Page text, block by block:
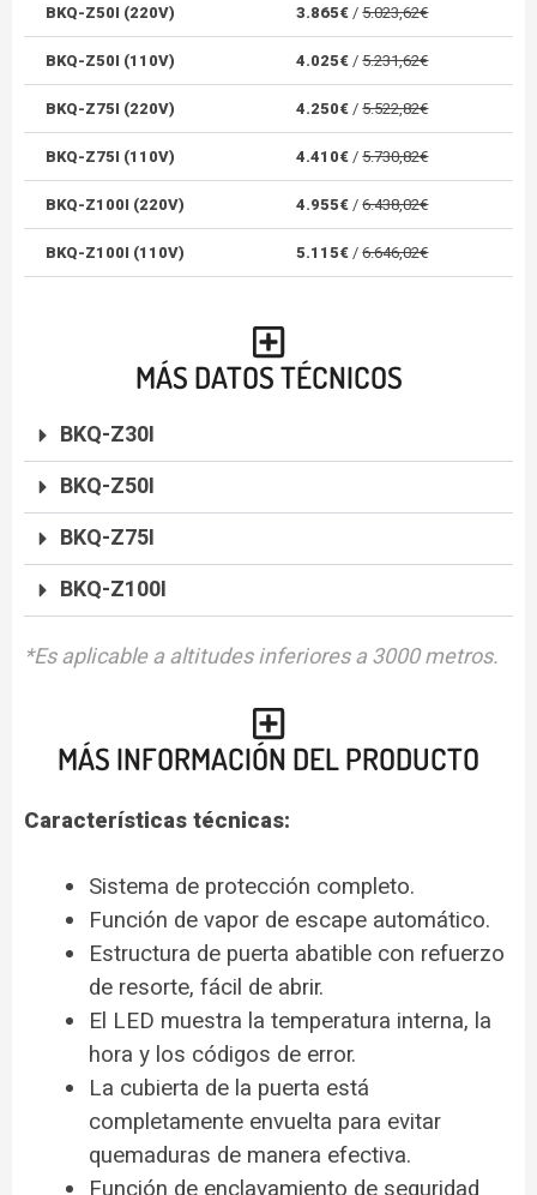
BKQ-Z50I (220V) 3.865€/5.023,62€
BKQ-Z50I (110V) 4.025€/5.231,62€
BKQ-Z75I (220V) 4.250€/5.522,82€
BKQ-Z75I (110V) 4.410€/5.730,82€
BKQ-Z100I (220V) 4.955€/6.438,02€
BKQ-Z100I (110V) 5.115€/6.646,02€
MÁS DATOS TÉCNICOS
BKQ-Z30I
BKQ-Z50I
BKQ-Z75I
BKQ-Z100I
*Es aplicable a altitudes inferiores a 3000 metros.
MÁS INFORMACIÓN DEL PRODUCTO
Características técnicas:
Sistema de protección completo.
Función de vapor de escape automático.
Estructura de puerta abatible con refuerzo
de resorte, fácil de abrir.
El LED muestra la temperatura interna, la
hora y los códigos de error.
La cubierta de la puerta está
completamente envuelta para evitar
quemaduras de manera efectiva.